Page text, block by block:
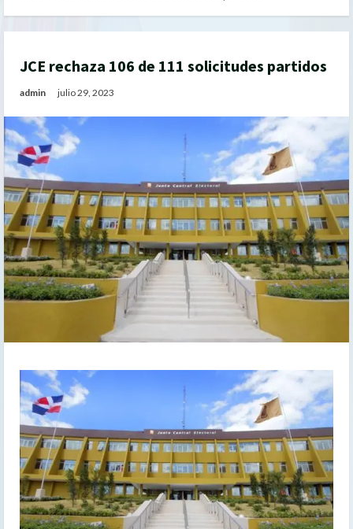
JCE rechaza 106 de 111 solicitudes partidos
admin julio 29, 2023